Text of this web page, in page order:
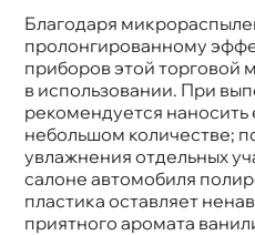
Благодаря
пролонгированному
приборов этой торговой
использовании. При
рекомендуется
небольшом количестве;
увлажнения отдельных
салоне автомобиля
пластика оставляет
приятного аромата